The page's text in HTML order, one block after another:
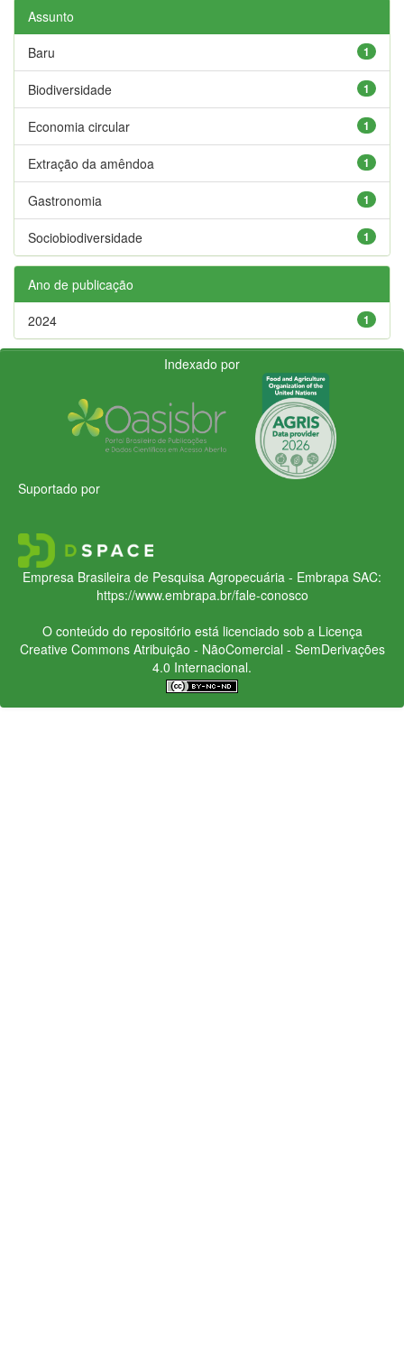
Assunto
1
Baru
1
Biodiversidade
1
Economia circular
1
Extração da amêndoa
1
Gastronomia
1
Sociobiodiversidade
Ano de publicação
1
2024
Indexado por
Suportado por
Empresa Brasileira de Pesquisa Agropecuária - Embrapa SAC:
https://www.embrapa.br/fale-conosco
O conteúdo do repositório está licenciado sob a Licença
Creative CommonsAtribuição - NãoComercial - SemDerivações
4.0 Internacional.